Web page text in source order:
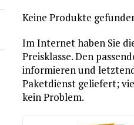
Keine Produkte
Im Internet haben Sie
Preisklasse. Den
informieren und
Paketdienst geliefert;
kein Problem.